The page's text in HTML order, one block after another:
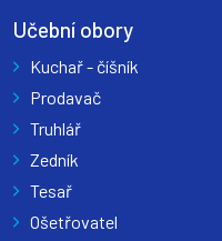
Učební obory
Kuchař - číšník
Prodavač
Truhlář
Zedník
Tesař
Ošetřovatel